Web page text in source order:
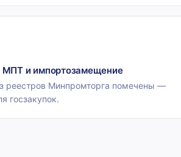
МПТ и импортозамещение
реестров Минпромторга помечены —
госзакупок.